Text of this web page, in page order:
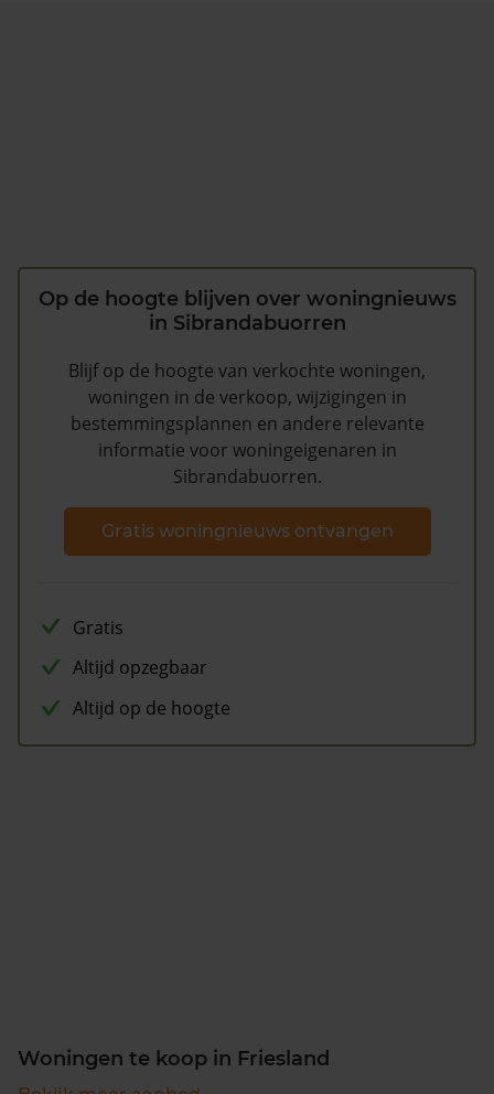
Op de hoogte blijven over woningnieuws
in Sibrandabuorren
Blijf op de hoogte van verkochte woningen,
woningen in de verkoop, wijzigingen in
bestemmingsplannen en andere relevante
informatie voor woningeigenaren in
Sibrandabuorren.
Gratis woningnieuws ontvangen
Gratis
Altijd opzegbaar
Altijd op de hoogte
Woningen te koop in Friesland